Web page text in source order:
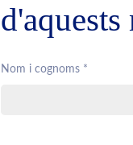
Nom i cognoms *